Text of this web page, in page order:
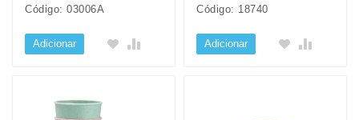
Código: 03006A
Adicionar
Código: 18740
Adicionar